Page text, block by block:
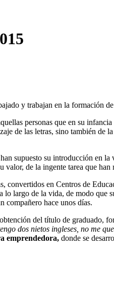
y trabajan en la formación
personas que en su
de las letras, sino también
supuesto su introducción
valor, de la ingente tarea que
convertidos en Centros de
largo de la vida, de modo
compañero hace unos días.
del título de graduado,
dos nietos ingleses, no me
emprendedora, donde se